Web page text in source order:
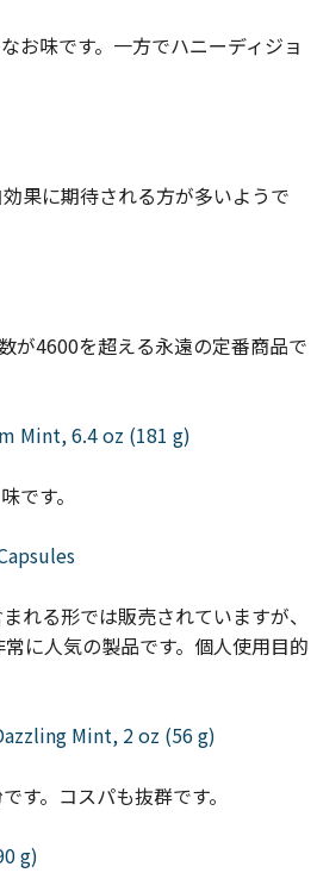
味です。一方でハニーディジョ
果に期待される方が多いようで
が4600を超える永遠の定番商品で
Mint, 6.4 oz (181 g)
です。
る形では販売されていますが、
に人気の製品です。個人使用目的
Mint, 2 oz (56 g)
。コスパも抜群です。
g)